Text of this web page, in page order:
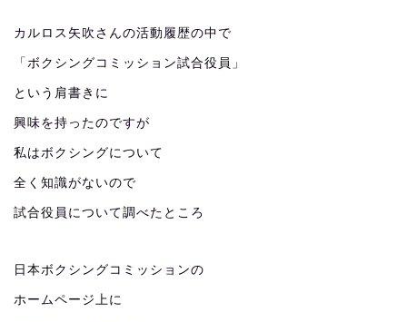
カルロス矢吹さんの活動履歴の中で
「ボクシングコミッション試合役員」
という肩書きに
興味を持ったのですが
私はボクシングについて
全く知識がないので
試合役員について調べたところ
日本ボクシングコミッションの
ホームページ上に